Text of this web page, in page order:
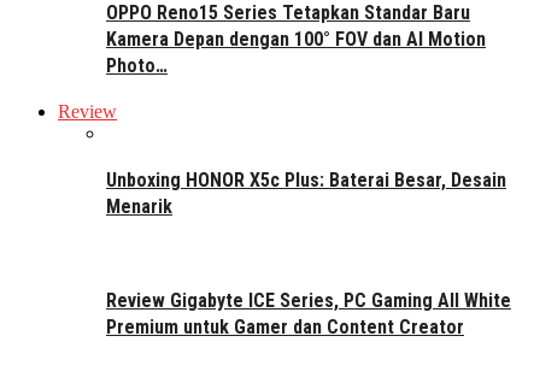
OPPO Reno15 Series Tetapkan Standar Baru
Kamera Depan dengan 100° FOV dan AI Motion
Photo…
Review
Unboxing HONOR X5c Plus: Baterai Besar, Desain
Menarik
Review Gigabyte ICE Series, PC Gaming All White
Premium untuk Gamer dan Content Creator